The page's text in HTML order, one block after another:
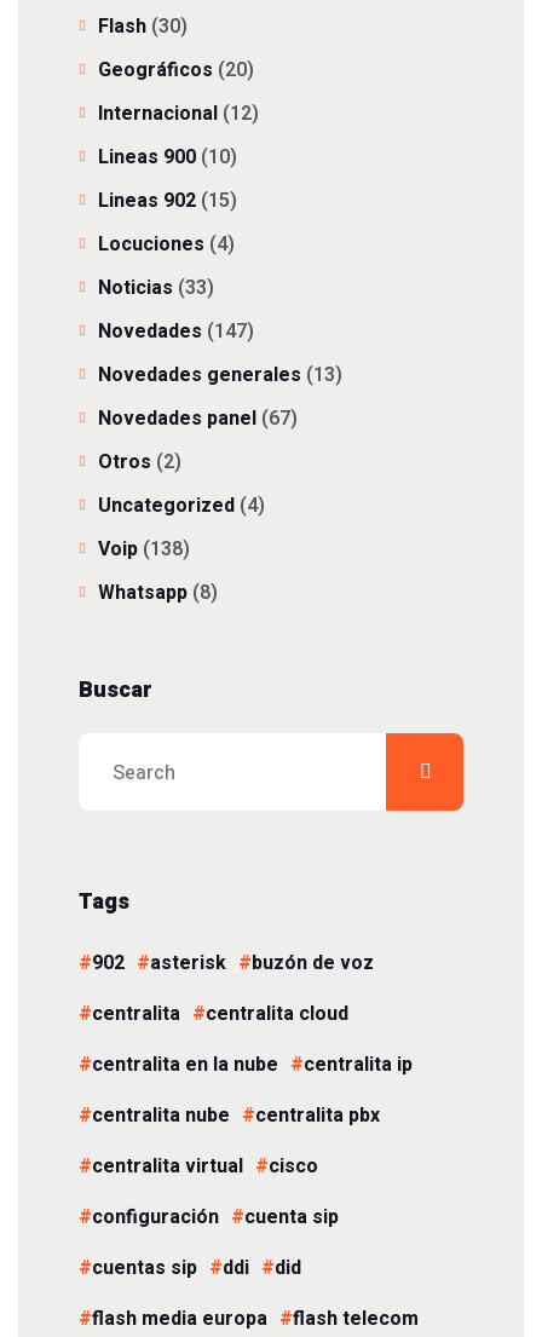
Flash (30)
Geográficos (20)
Internacional (12)
Lineas 900 (10)
Lineas 902 (15)
Locuciones (4)
Noticias (33)
Novedades (147)
Novedades generales (13)
Novedades panel (67)
Otros (2)
Uncategorized (4)
Voip (138)
Whatsapp (8)
Buscar
Tags
902 asterisk
buzón de voz
centralita
centralita cloud
centralita en la nube
centralita ip
centralita nube
centralita pbx
centralita virtual
cisco
configuración
cuenta sip
cuentas sip
ddi
did
flash media europa
flash telecom